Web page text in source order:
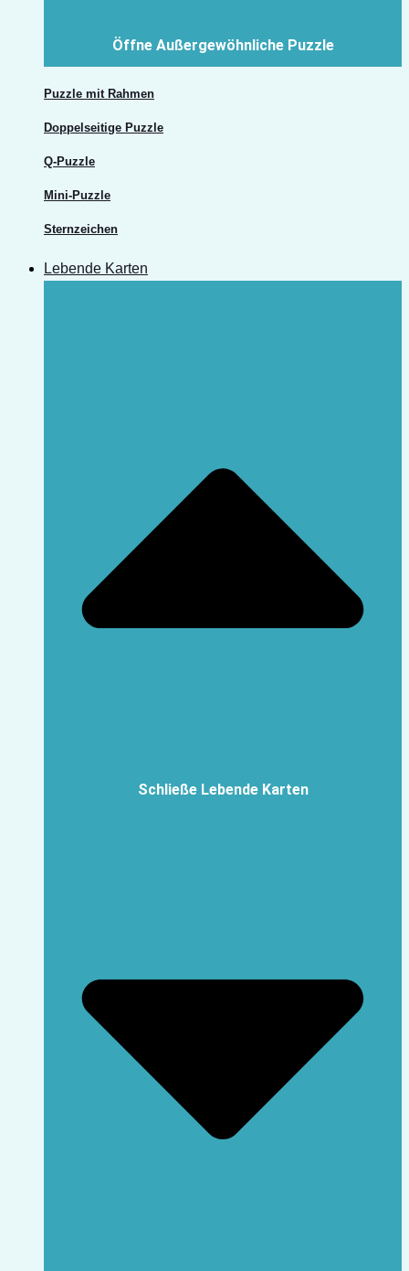
Öffne Außergewöhnliche Puzzle
Puzzle mit Rahmen
Doppelseitige Puzzle
Q-Puzzle
Mini-Puzzle
Sternzeichen
Lebende Karten
Schließe Lebende Karten